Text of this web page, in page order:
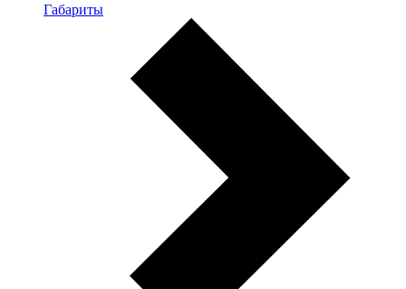
Габариты